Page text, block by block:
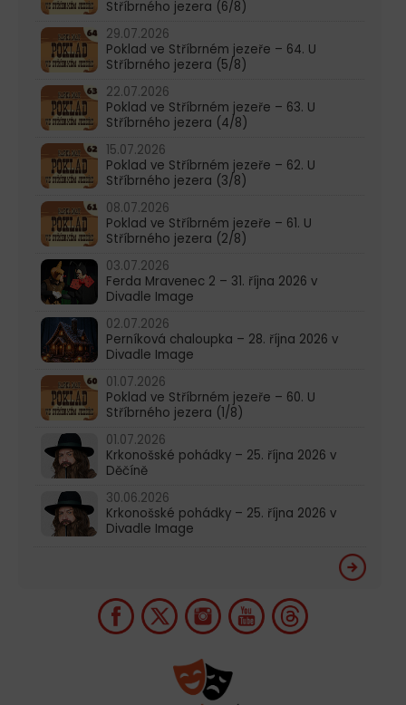
Stříbrného jezera (6/8)
29.07.2026
Poklad ve Stříbrném jezeře – 64. U
Stříbrného jezera (5/8)
22.07.2026
Poklad ve Stříbrném jezeře – 63. U
Stříbrného jezera (4/8)
15.07.2026
Poklad ve Stříbrném jezeře – 62. U
Stříbrného jezera (3/8)
08.07.2026
Poklad ve Stříbrném jezeře – 61. U
Stříbrného jezera (2/8)
03.07.2026
Ferda Mravenec 2 – 31. října 2026 v
Divadle Image
02.07.2026
Perníková chaloupka – 28. října 2026 v
Divadle Image
01.07.2026
Poklad ve Stříbrném jezeře – 60. U
Stříbrného jezera (1/8)
01.07.2026
Krkonošské pohádky – 25. října 2026 v
Děčíně
30.06.2026
Krkonošské pohádky – 25. října 2026 v
Divadle Image